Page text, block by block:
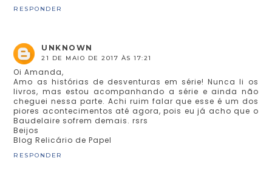
RESPONDER
UNKNOWN
21 DE MAIO DE 2017 ÀS 17:21
Oi Amanda,
Amo as histórias de desventuras em série! Nunca li os
livros, mas estou acompanhando a série e ainda não
cheguei nessa parte. Achi ruim falar que esse é um dos
piores acontecimentos até agora, pois eu já acho que o
Baudelaire sofrem demais. rsrs
Beijos
Blog Relicário de Papel
RESPONDER